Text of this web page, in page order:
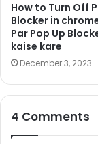
How to Turn Off
Blocker in
Par Pop Up
kaise kare
December 3, 2023
4 Comments